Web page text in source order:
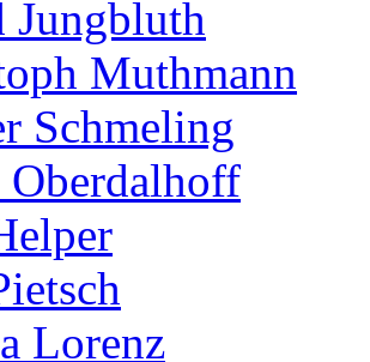
Jungbluth
Muthmann
Schmeling
Oberdalhoff
Lorenz